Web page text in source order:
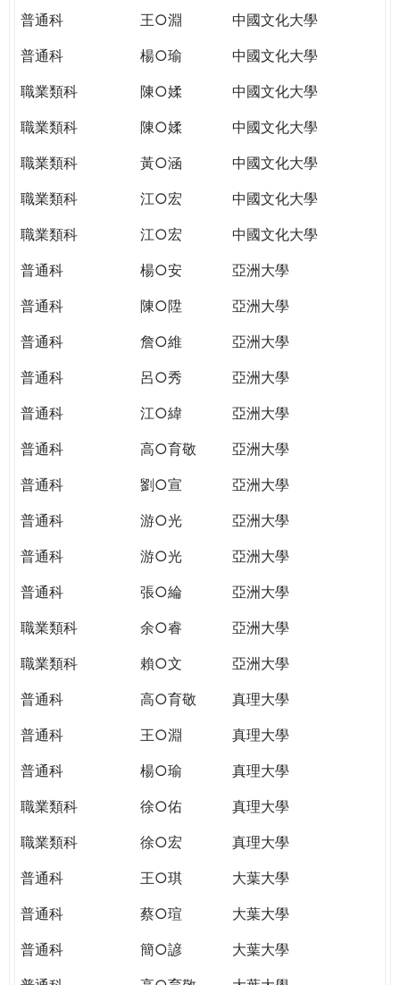
普通科
王○淵
中國文化大學
普通科
楊○瑜
中國文化大學
職業類科
陳○媃
中國文化大學
職業類科
陳○媃
中國文化大學
職業類科
黃○涵
中國文化大學
職業類科
江○宏
中國文化大學
職業類科
江○宏
中國文化大學
普通科
楊○安
亞洲大學
普通科
陳○陞
亞洲大學
普通科
詹○維
亞洲大學
普通科
呂○秀
亞洲大學
普通科
江○緯
亞洲大學
普通科
高○育敬
亞洲大學
普通科
劉○宣
亞洲大學
普通科
游○光
亞洲大學
普通科
游○光
亞洲大學
普通科
張○綸
亞洲大學
職業類科
余○睿
亞洲大學
職業類科
賴○文
亞洲大學
普通科
高○育敬
真理大學
普通科
王○淵
真理大學
普通科
楊○瑜
真理大學
職業類科
徐○佑
真理大學
職業類科
徐○宏
真理大學
普通科
王○琪
大葉大學
普通科
蔡○瑄
大葉大學
普通科
簡○諺
大葉大學